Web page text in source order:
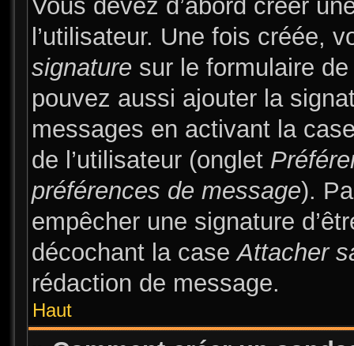
Vous devez d’abord créer
l’utilisateur. Une fois créée,
signature sur le formulaire
pouvez aussi ajouter la
messages en activant la
de l’utilisateur (onglet
préférences de message).
empêcher une signature
décochant la caseAttacher
rédaction de message.
Haut